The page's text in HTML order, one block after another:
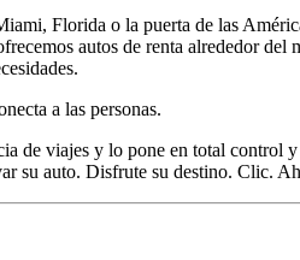
Florida o la puerta de las
autos de renta alrededor
a las personas.
de viajes y lo pone en total control
su auto. Disfrute su destino. Clic.